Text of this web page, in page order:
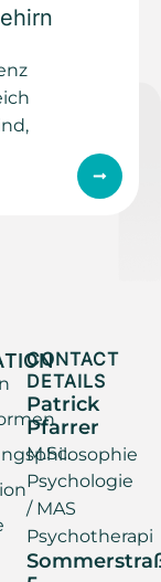
CONTACT
DETAILS
Patrick
Pfarrer
M.Sc.
Psychologie
/ MAS
Psychotherapi